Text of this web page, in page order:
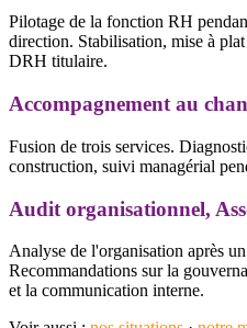
Pilotage de la fonction RH
direction. Stabilisation, mise à
DRH titulaire.
Accompagnement au
Fusion de trois services.
construction, suivi managérial
Audit organisationnel,
Analyse de l'organisation après
Recommandations sur la
et la communication interne.